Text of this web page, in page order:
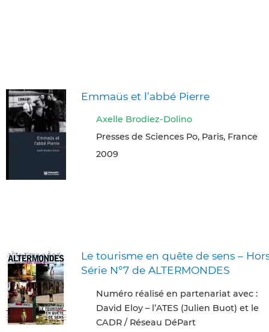
Emmaüs et l’abbé Pierre
Axelle Brodiez-Dolino
Presses de Sciences Po, Paris, France
2009
Le tourisme en quête de sens –
Série N°7 de ALTERMONDES
Numéro réalisé en partenariat avec :
David Eloy – l’ATES (Julien Buot) et le
CADR / Réseau DéPart